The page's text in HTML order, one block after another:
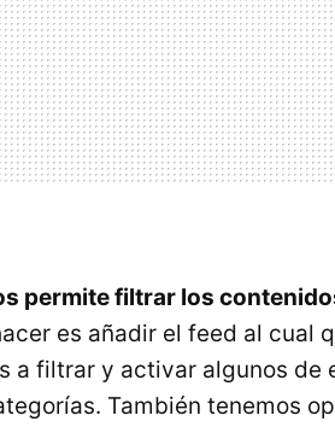
permite filtrar los
es añadir el feed al cual
a filtrar y activar algunos de
También tenemos